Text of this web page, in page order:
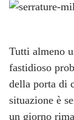
Tutti almeno
fastidioso
della porta di
situazione è
un giorno